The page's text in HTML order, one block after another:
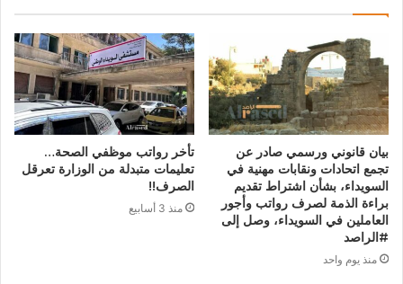
بيان قانوني ورسمي صادر عن
تجمع اتحادات ونقابات مهنية في
السويداء، بشأن اشتراط تقديم
براءة الذمة لصرف رواتب وأجور
العاملين في السويداء، وصل إلى
#الراصد
منذ يوم واحد
تأخر رواتب موظفي الصحة…
تعليمات متبدلة من الوزارة تعرقل
الصرف!!
منذ 3 أسابيع